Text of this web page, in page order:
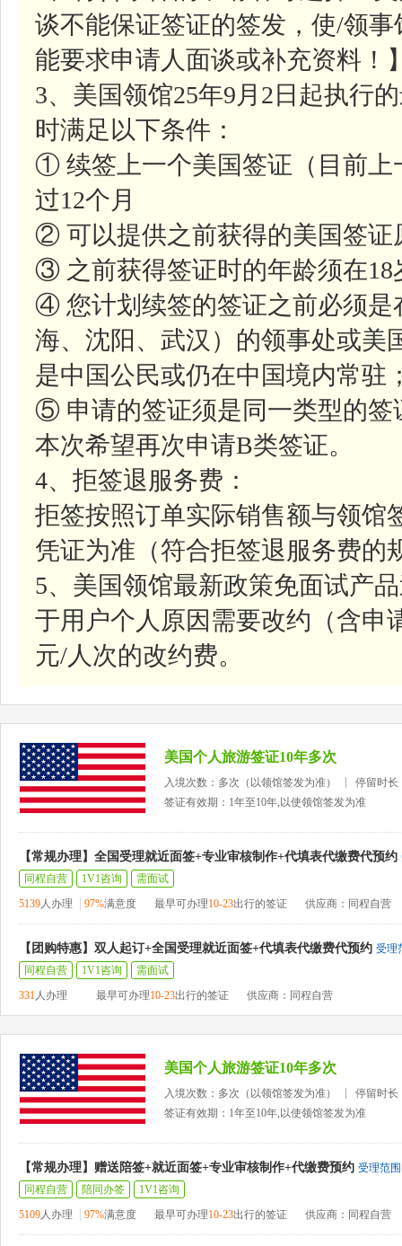
谈不能保证签证的签发，使/领
能要求申请人面谈或补充资料！
3、美国领馆25年9月2日起执行
时满足以下条件：
① 续签上一个美国签证（目前上
过12个月
② 可以提供之前获得的美国签证
③ 之前获得签证时的年龄须在18
④ 您计划续签的签证之前必须是
海、沈阳、武汉）的领事处或美
是中国公民或仍在中国境内常驻
⑤ 申请的签证须是同一类型的签
本次希望再次申请B类签证。
4、拒签退服务费：
拒签按照订单实际销售额与领馆
凭证为准（符合拒签退服务费的
5、美国领馆最新政策免面试产
于用户个人原因需要改约（含申
元/人次的改约费。
美国个人旅游签证10年多次
入境次数：多次（以领馆签发为准）
停留时长
签证有效期：1年至10年,以使领馆签发为准
【常规办理】全国受理就近面签+专业审核制作+代填表代缴费代预约
同程自营
1V1咨询
需面试
5139人办理 97%满意度 最早可办理10-23出行的签证 供应商：同程自营
【团购特惠】双人起订+全国受理就近面签+代填表代缴费代预约 受理
同程自营
1V1咨询
需面试
331人办理 最早可办理10-23出行的签证 供应商：同程自营
美国个人旅游签证10年多次
入境次数：多次（以领馆签发为准）
停留时长
签证有效期：1年至10年,以使领馆签发为准
【常规办理】赠送陪签+就近面签+专业审核制作+代缴费预约 受理范围
同程自营
陪同办签
1V1咨询
5109人办理 97%满意度 最早可办理10-23出行的签证 供应商：同程自营